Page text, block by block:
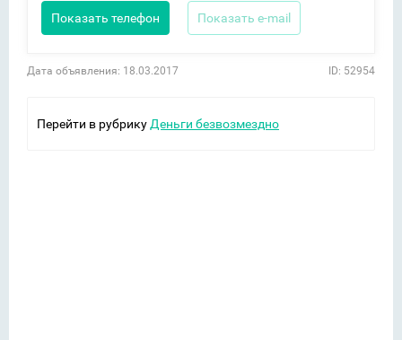
Показать телефон Показать e-mail
Дата объявления: 18.03.2017 ID: 52954
Перейти в рубрику Деньги безвозмездно